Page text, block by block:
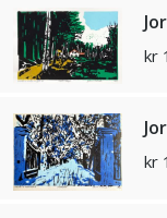
kr
kr